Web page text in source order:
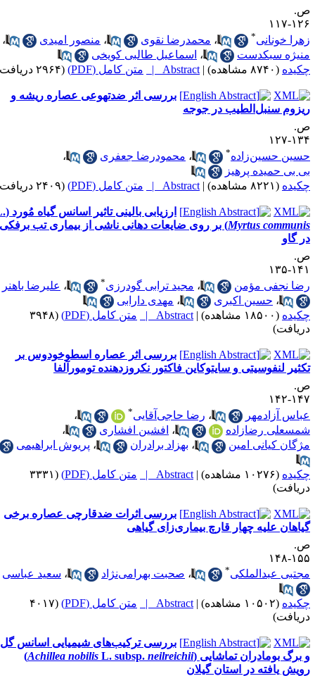
خونانی* ،محمدرضا نقوی ،منصور امیدی
،
سبکدست
،اسماعیل طالبی کویخی
(۸۷۴۰ مشاهده) |
Abstract | متن کامل (PDF) (۲۹۶۴ دریافت)
بررسی اثر ضد‌تهوعی عصاره ریشه و
سنبل‌الطیب در جوجه
حسین‌زاده * ،محمود‌رضا جعفری
،
حمیده پرهیز
(۸۲۲۱ مشاهده) |
Abstract | متن کامل (PDF) (۲۴۰۹ دریافت)
ارزیابی بالینی تاثیر اسانس گیاه مُورد (L.
Myrtus) بر روی ضایعات دهانی ناشی از بیماری تب برفکی
نجفی مؤمن
،مجید ترابی گودرزی * ،علیرضا باهنر
،حسین اکبری ،مهدی دارابی
(۱۸۵۰۰ مشاهده) |
Abstract | متن کامل (PDF)
(۳۹۴۸
بررسی اثر عصاره اسطوخودوس بر
لنفوسیتی و سایتوکاین فاکتور نکروزدهنده تومورآلفا
آزادمهر
،رضا حاجی‌آقایی *
،
رضازاده
،افشین افشاری
،
کیانی امین
،بهزاد برادران ،پریوش ابراهیمی
(۱۰۲۷۶ مشاهده) |
Abstract | متن کامل (PDF)
(۳۳۳۱
بررسی اثرات ضد‌قارچی عصاره برخی
علیه چهار قارچ بیماری‌زای گیاهی
عبدالملکی * ،صحبت بهرامی‌نژاد ،سعید عباسی
(۱۰۵۰۲ مشاهده) |
Abstract | متن کامل (PDF)
(۴۰۱۷
بررسی ترکیب‌های شیمیایی اسانس گل
بومادران تماشایی (
Achillea nobilisL. subsp.neilreichii
)
یافته در استان گیلان